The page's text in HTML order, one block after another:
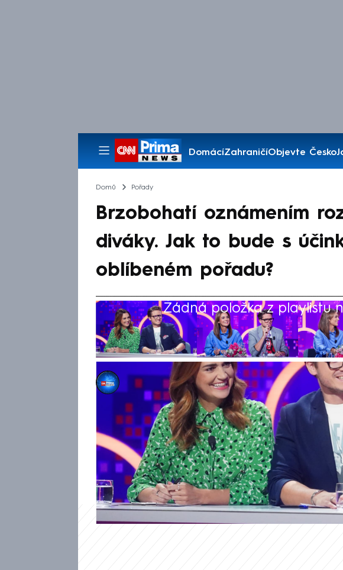
DomácíZahraničíObjevte Česko
Pořady
Domů Pořady
Brzobohatí oznámením
diváky. Jak to bude s
oblíbeném pořadu?
Žádná položka z playlistu
CNN Prima NEWS
14. kvě 2026, 10:26
Manželský pár Ondřej a Daniela
pořadu Inkognito, ve kterém bok po boku
hudebník v úterý zveřejnil zprávu o konci
vzbudil obavy, zda to znamená i konec
zábavném pořadu.